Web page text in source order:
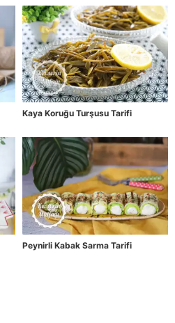
Kaya Koruğu Turşusu Tarifi
Peynirli Kabak Sarma Tarifi